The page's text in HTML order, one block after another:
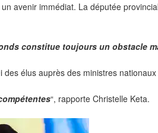
avenir immédiat. La députée
constitue toujours un obstacle
élus auprès des ministres
“, rapporte Christelle Keta.